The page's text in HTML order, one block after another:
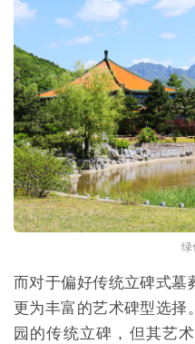
绿
而对于偏好传统立碑式墓
更为丰富的艺术碑型选择
园的传统立碑，但其艺